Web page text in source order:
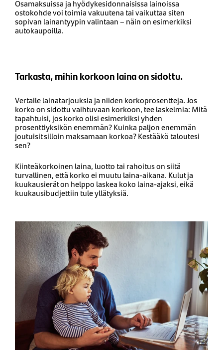
Osamaksuissa ja hyödykesidonnaisissa lainoissa
ostokohde voi toimia vakuutena tai vaikuttaa siten
sopivan lainantyypin valintaan – näin on esimerkiksi
autokaupoilla.
Tarkasta, mihin korkoon laina on sidottu.
Vertaile lainatarjouksia ja niiden korkoprosentteja. Jos
korko on sidottu vaihtuvaan korkoon, tee laskelmia: Mitä
tapahtuisi, jos korko olisi esimerkiksi yhden
prosenttiyksikön enemmän? Kuinka paljon enemmän
joutuisit silloin maksamaan korkoa? Kestääkö taloutesi
sen?
Kiinteäkorkoinen laina, luotto tai rahoitus on siitä
turvallinen, että korko ei muutu laina-aikana. Kulut ja
kuukausierät on helppo laskea koko laina-ajaksi, eikä
kuukausibudjettiin tule yllätyksiä.